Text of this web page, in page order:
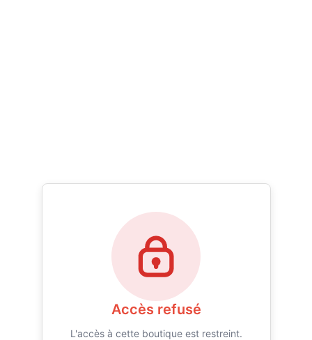
Accès refusé
L'accès à cette boutique est restreint.